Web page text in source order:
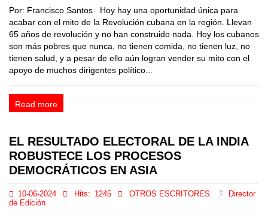
Por: Francisco Santos Hoy hay una oportunidad única para
acabar con el mito de la Revolución cubana en la región. Llevan
65 años de revolución y no han construido nada. Hoy los cubanos
son más pobres que nunca, no tienen comida, no tienen luz, no
tienen salud, y a pesar de ello aún logran vender su mito con el
apoyo de muchos dirigentes político...
Read more
EL RESULTADO ELECTORAL DE LA INDIA
ROBUSTECE LOS PROCESOS
DEMOCRÁTICOS EN ASIA
10-06-2024 Hits: 1245 OTROS ESCRITORES
Director
de Edición